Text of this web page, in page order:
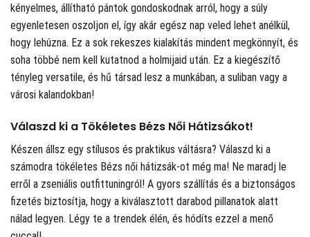
kényelmes, állítható pántok gondoskodnak arról, hogy a súly
egyenletesen oszoljon el, így akár egész nap veled lehet anélkül,
hogy lehúzna. Ez a sok rekeszes kialakítás mindent megkönnyít, és
soha többé nem kell kutatnod a holmijaid után. Ez a kiegészítő
tényleg versatile, és hű társad lesz a munkában, a suliban vagy a
városi kalandokban!
Válaszd ki a Tökéletes Bézs Női Hátizsákot!
Készen állsz egy stílusos és praktikus váltásra? Válaszd ki a
számodra tökéletes Bézs női hátizsák-ot még ma! Ne maradj le
erről a zseniális outfittuningról! A gyors szállítás és a biztonságos
fizetés biztosítja, hogy a kiválasztott darabod pillanatok alatt
nálad legyen. Légy te a trendek élén, és hódíts ezzel a menő